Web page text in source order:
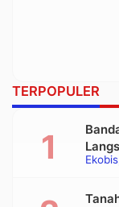
TERPOPULER
Ekobis